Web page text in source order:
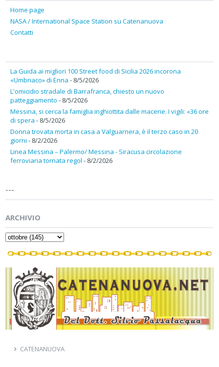
Home page
NASA / International Space Station su Catenanuova
Contatti
La Guida ai migliori 100 Street food di Sicilia 2026 incorona
«Umbriaco» di Enna - 8/5/2026
L'omicidio stradale di Barrafranca, chiesto un nuovo
patteggiamento - 8/5/2026
Messina, si cerca la famiglia inghiottita dalle macerie. I vigili: «36 ore
di spera - 8/5/2026
Donna trovata morta in casa a Valguarnera, è il terzo caso in 20
giorni - 8/2/2026
Linea Messina – Palermo/ Messina - Siracusa circolazione
ferroviaria tornata regol - 8/2/2026
---
ARCHIVIO
CATENANUOVA